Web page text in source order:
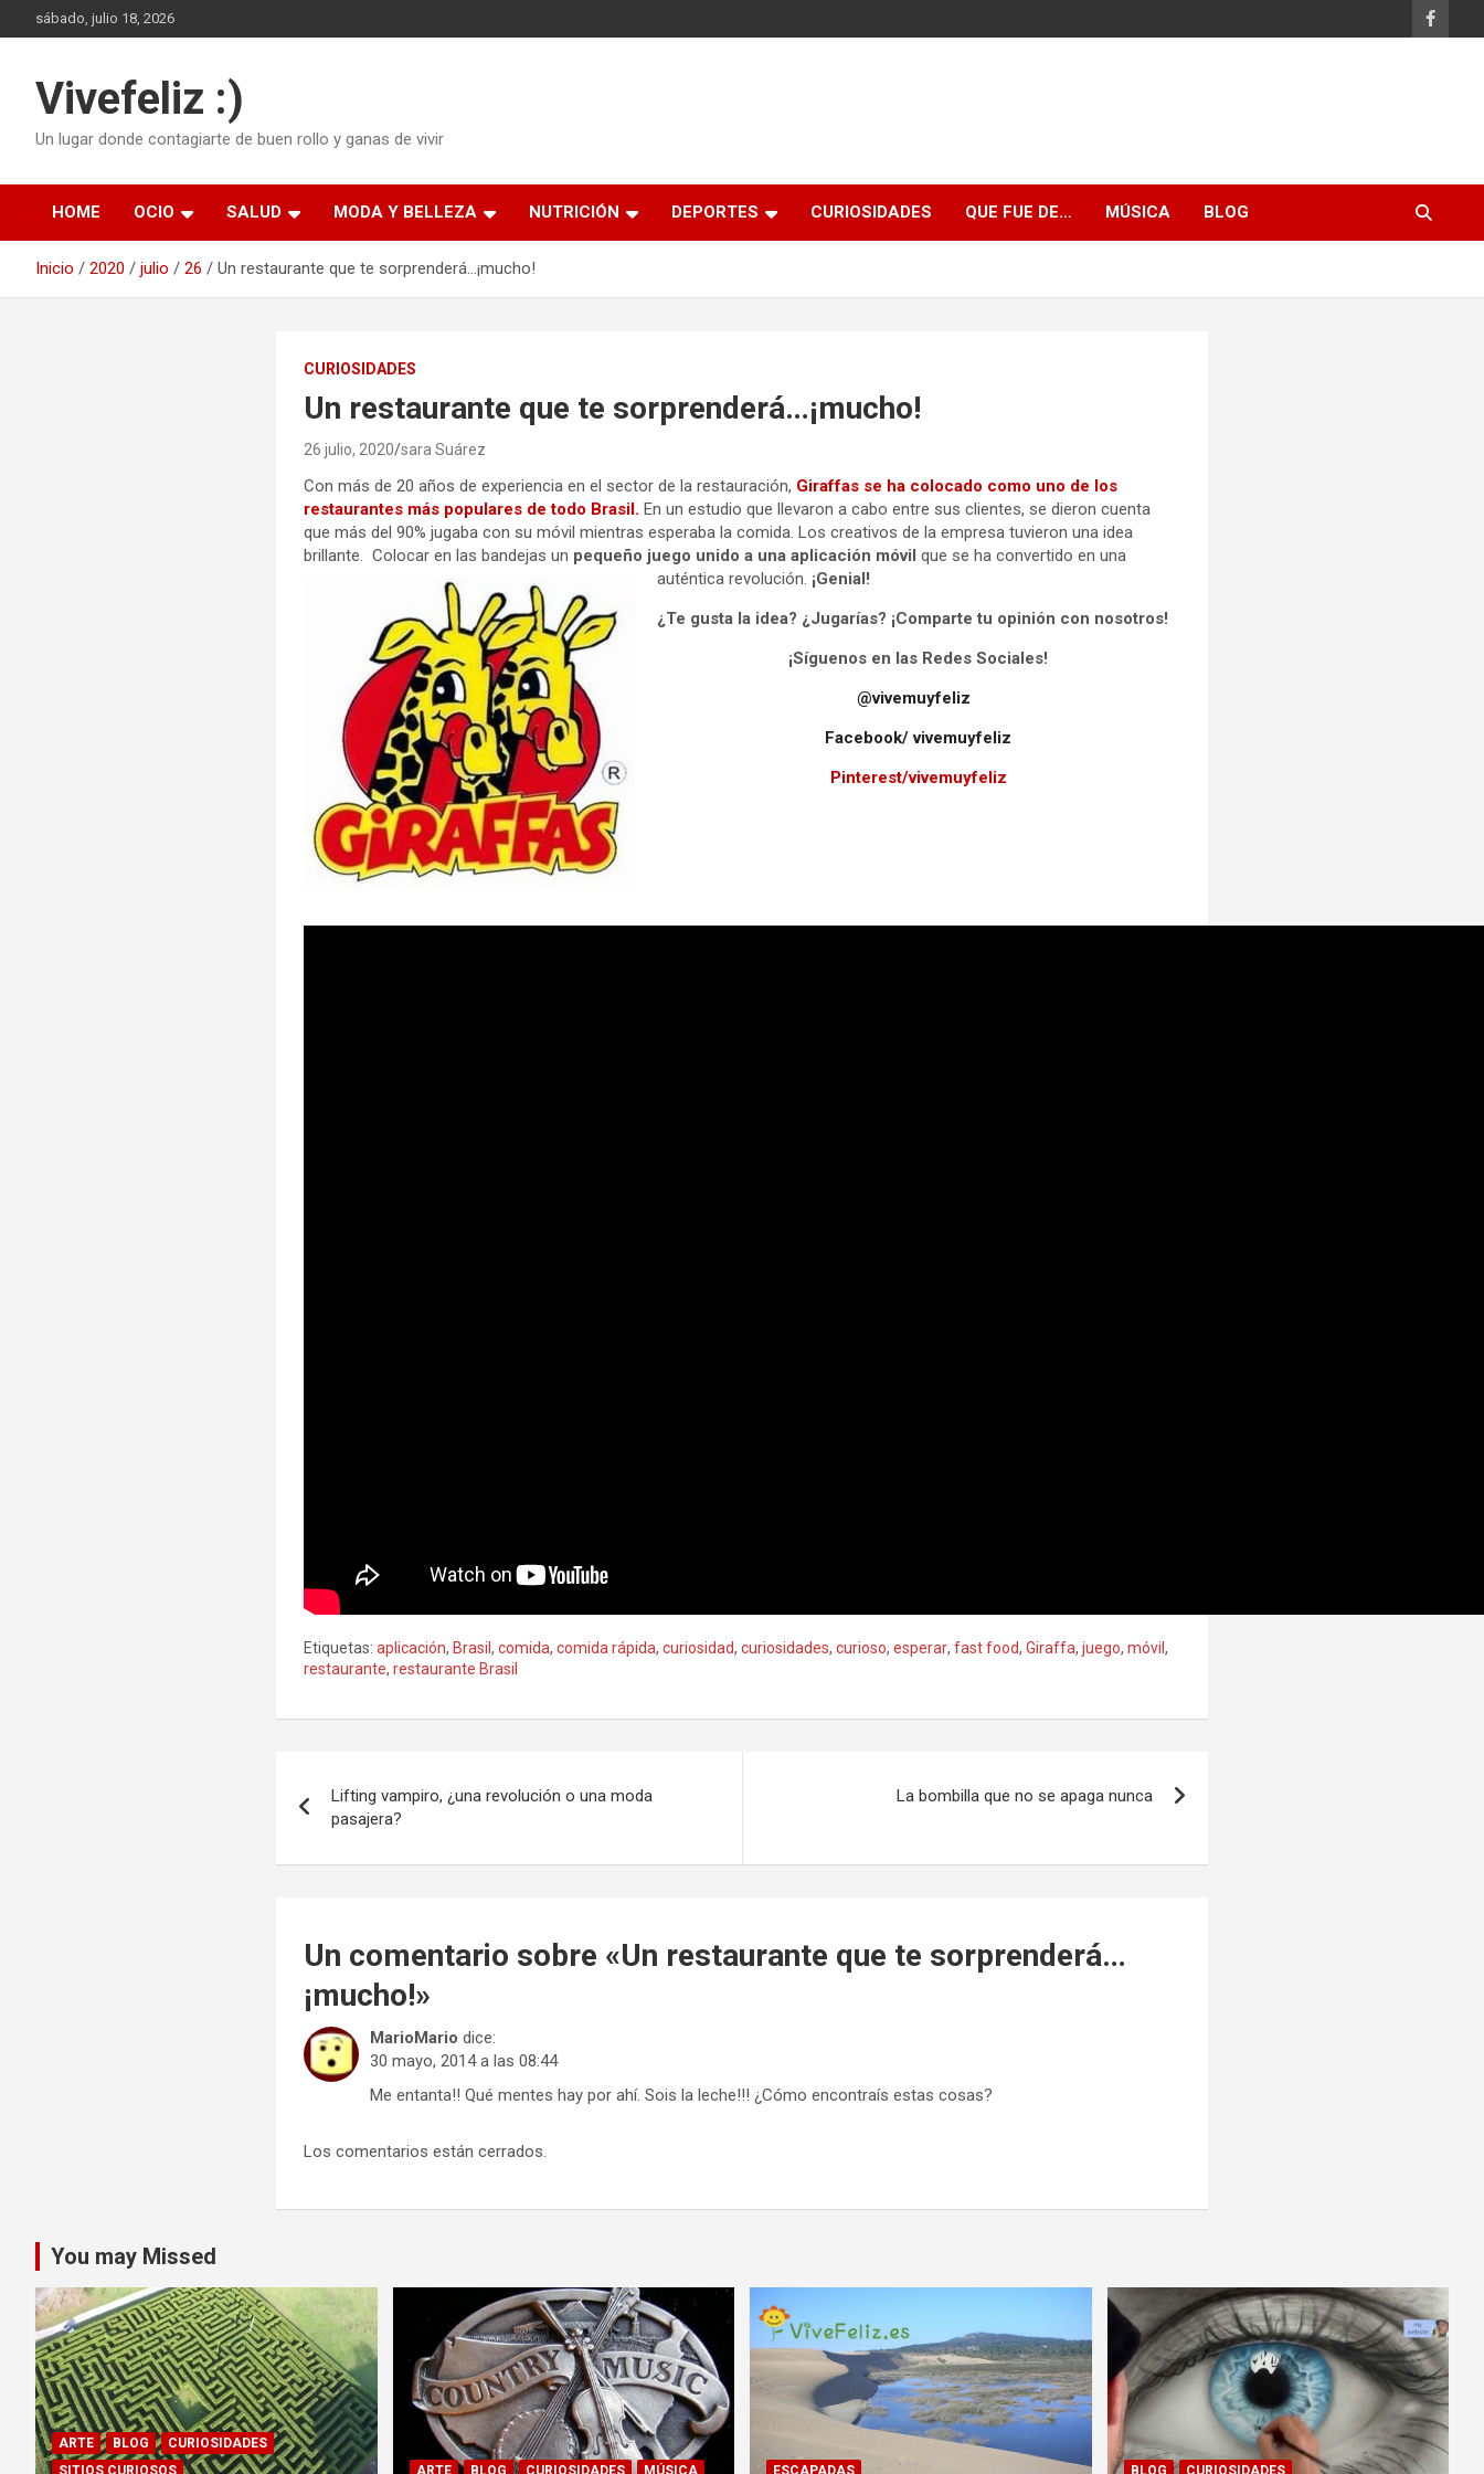
al
sábado, julio 18, 2026
Vivefeliz :)
Un lugar donde contagiarte de buen rollo y ganas de vivir
HOME OCIO SALUD MODA Y BELLEZA NUTRICIÓN DEPORTES CURIOSIDADES QUE FUE DE… MÚSICA BLOG
Inicio 2020 julio 26 Un restaurante que te sorprenderá…¡mucho!
CURIOSIDADES
Un restaurante que te sorprenderá…¡mucho!
26 julio, 2020 sara Suárez
Con más de 20 años de experiencia en el sector de la restauración, Giraffas se ha colocado como uno de los
restaurantes más populares de todo Brasil. En un estudio que llevaron a cabo entre sus clientes, se dieron cuenta
que más del 90% jugaba con su móvil mientras esperaba la comida. Los creativos de la empresa tuvieron una idea
brillante. Colocar en las bandejas un pequeño juego unido a una aplicación móvil que se ha convertido en una
auténtica revolución. ¡Genial!
¿Te gusta la idea? ¿Jugarías? ¡Comparte tu opinión con nosotros!
¡Síguenos en las Redes Sociales!
@vivemuyfeliz
Facebook/ vivemuyfeliz
Pinterest/vivemuyfeliz
Etiquetas: aplicación, Brasil,comida,comida rápida,curiosidad,curiosidades,curioso,esperar,fast food,Giraffa,juego,móvil,
restaurante,restaurante Brasil
de
entradas
Lifting vampiro, ¿una revolución o una moda
pasajera?
La bombilla que no se apaga nunca
Un comentario sobre «Un restaurante que te sorprenderá…
¡mucho!»
MarioMario dice:
30 mayo, 2014 a las 08:44
Me entanta!! Qué mentes hay por ahí. Sois la leche!!! ¿Cómo encontraís estas cosas?
Los comentarios están cerrados.
You may Missed
ARTE BLOG
CURIOSIDADES
SITIOS CURIOSOS
ARTE BLOG CURIOSIDADES MÚSICA ESCAPADAS BLOG CURIOSIDADES